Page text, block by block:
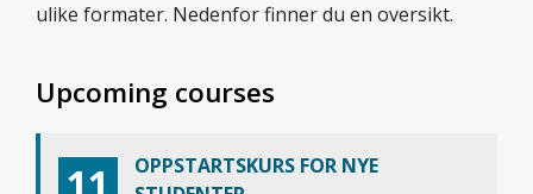
ulike formater. Nedenfor finner du en oversikt.
Upcoming courses
OPPSTARTSKURS FOR NYE